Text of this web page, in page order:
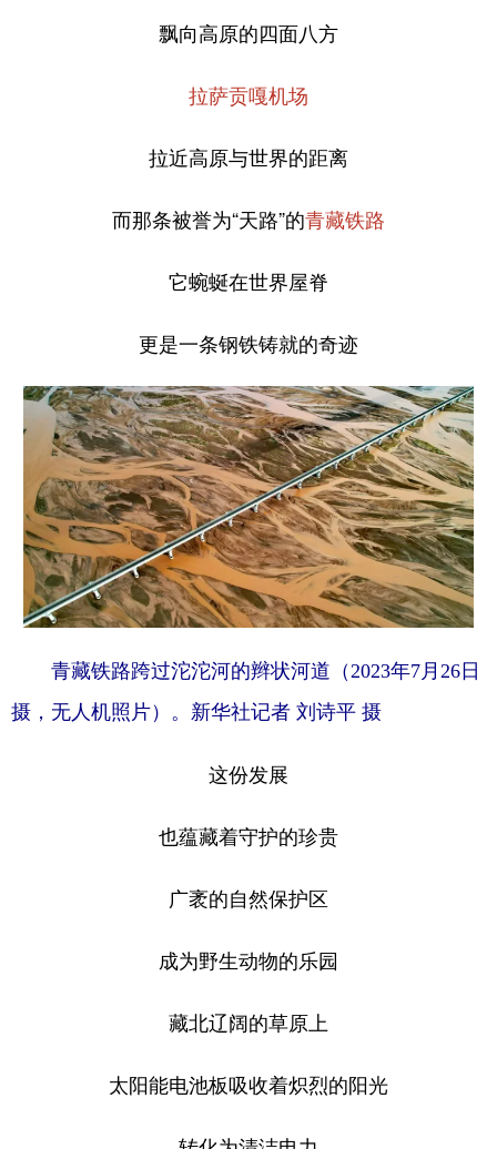
飘向高原的四面八方
拉萨贡嘎机场
拉近高原与世界的距离
而那条被誉为“天路”的青藏铁路
它蜿蜒在世界屋脊
更是一条钢铁铸就的奇迹
青藏铁路跨过沱沱河的辫状河道（2023年7月26日
摄，无人机照片）。新华社记者 刘诗平 摄
这份发展
也蕴藏着守护的珍贵
广袤的自然保护区
成为野生动物的乐园
藏北辽阔的草原上
太阳能电池板吸收着炽烈的阳光